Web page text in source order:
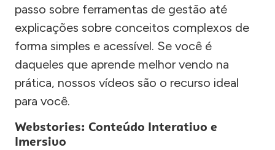
passo sobre ferramentas de gestão até
explicações sobre conceitos complexos de
forma simples e acessível. Se você é
daqueles que aprende melhor vendo na
prática, nossos vídeos são o recurso ideal
para você.
Webstories: Conteúdo Interativo e
Imersivo